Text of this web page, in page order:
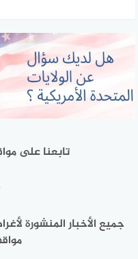
تابعنا على
جميع الأخبار المنشورة